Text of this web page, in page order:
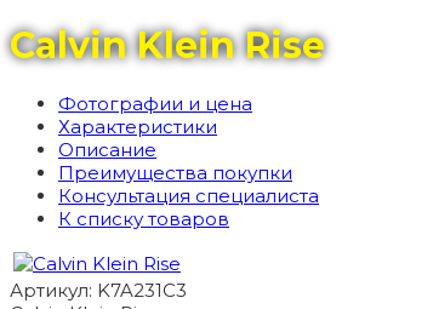
Calvin Klein Rise
Фотографии и цена
Характеристики
Описание
Преимущества покупки
Консультация специалиста
К списку товаров
Артикул: K7A231C3